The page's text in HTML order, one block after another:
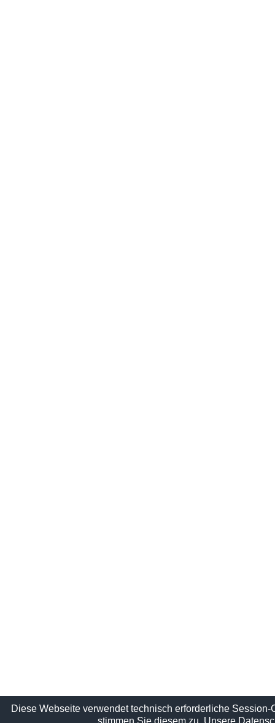
Diese Webseite verwendet technisch erforderliche
stimmen Sie diesem zu. Unsere